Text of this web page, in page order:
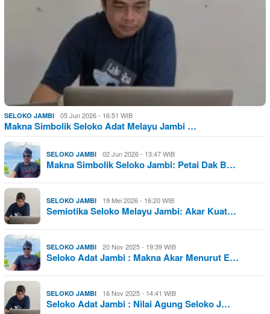
SELOKO JAMBI 05 Jun 2026 - 16:51 WIB
Makna Simbolik Seloko Adat Melayu Jambi …
SELOKO JAMBI 02 Jun 2026 - 13:47 WIB
Makna Simbolik Seloko Jambi: Petai Dak B…
SELOKO JAMBI 19 Mei 2026 - 16:20 WIB
Semiotika Seloko Melayu Jambi: Akar Kuat…
SELOKO JAMBI 20 Nov 2025 - 19:39 WIB
Seloko Adat Jambi : Makna Akar Menurut E…
SELOKO JAMBI 16 Nov 2025 - 14:41 WIB
Seloko Adat Jambi : Nilai Agung Seloko J…